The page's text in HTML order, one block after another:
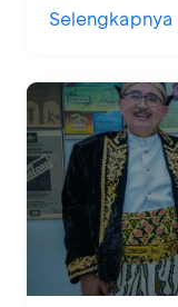
Selengkapnya